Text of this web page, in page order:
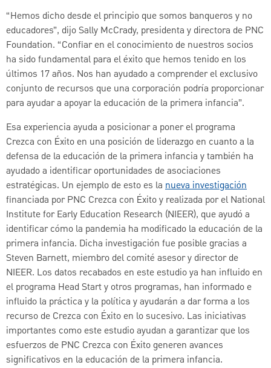
“Hemos dicho desde el principio que somos banqueros y no
educadores”, dijo Sally McCrady, presidenta y directora de PNC
Foundation. “Confiar en el conocimiento de nuestros socios
ha sido fundamental para el éxito que hemos tenido en los
últimos 17 años. Nos han ayudado a comprender el exclusivo
conjunto de recursos que una corporación podría proporcionar
para ayudar a apoyar la educación de la primera infancia”.
Esa experiencia ayuda a posicionar a poner el programa
Crezca con Éxito en una posición de liderazgo en cuanto a la
defensa de la educación de la primera infancia y también ha
ayudado a identificar oportunidades de asociaciones
estratégicas. Un ejemplo de esto es la nueva investigación
financiada por PNC Crezca con Éxito y realizada por el National
Institute for Early Education Research (NIEER), que ayudó a
identificar cómo la pandemia ha modificado la educación de la
primera infancia. Dicha investigación fue posible gracias a
Steven Barnett, miembro del comité asesor y director de
NIEER. Los datos recabados en este estudio ya han influido en
el programa Head Start y otros programas, han informado e
influido la práctica y la política y ayudarán a dar forma a los
recurso de Crezca con Éxito en lo sucesivo. Las iniciativas
importantes como este estudio ayudan a garantizar que los
esfuerzos de PNC Crezca con Éxito generen avances
significativos en la educación de la primera infancia.